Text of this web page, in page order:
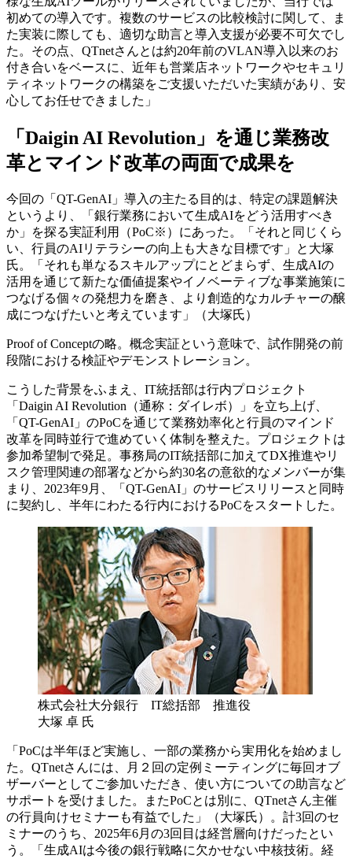
初めての導入です。複数のサービスの比較検討に関して、ま
た実装に際しても、適切な助言と導入支援が必要不可欠でし
た。その点、QTnetさんとは約20年前のVLAN導入以来のお
付き合いをベースに、近年も営業店ネットワークやセキュリ
ティネットワークの構築をご支援いただいた実績があり、安
心してお任せできました」​
「Daigin AI Revolution」を通じ業務改
革とマインド改革の両面で成果を​
今回の「QT-GenAI」導入の主たる目的は、特定の課題解決
というより、「銀行業務において生成AIをどう活用すべき
か」を探る実証利用（PoC※）にあった。「それと同じくら
い、行員のAIリテラシーの向上も大きな目標です」と大塚
氏。「それも単なるスキルアップにとどまらず、生成AIの
活用を通じて新たな価値提案やイノベーティブな事業施策に
つなげる個々の発想力を磨き、より創造的なカルチャーの醸
成につなげたいと考えています」（大塚氏）
Proof of Conceptの略。概念実証という意味で、試作開発の前
段階における検証やデモンストレーション。​
こうした背景をふまえ、IT統括部は行内プロジェクト
「Daigin ​AI Revolution（通称：ダイレボ）」を立ち上げ、
「QT-GenAI」の​PoCを通じて業務効率化と行員のマインド
改革を同時並行で進め​ていく体制を整えた。プロジェクトは
参加希望制で発足。事務局​のIT統括部に加えてDX推進やリ
スク管理関連の部署などから約​30名の意欲的なメンバーが集
まり、2023年9月、「QT-GenAI」​のサービスリリースと同時
に契約し、半年にわたる行内における​PoCをスタートした。​​
株式会社大分銀行 IT総括部 推進役
大塚 卓 氏
「PoCは半年ほど実施し、一部の業務から実用化を始めまし
た。QTnetさんには、月２回の定例ミーティングに毎回オブ
ザーバー​としてご参加いただき、使い方についての助言など
サポートを受けました。またPoCとは別に、QTnetさん主催
の行員向けセミ​ナーも有益でした」（大塚氏）。計3回のセ
ミナーのうち、2025年6月の3回目は経営層向けだったとい
う。「生成AIは今後の銀行戦​略に欠かせない中核技術。経